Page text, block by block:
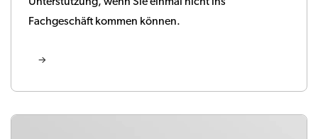
Unterstützung, wenn Sie einmal nicht ins
Fachgeschäft kommen können.